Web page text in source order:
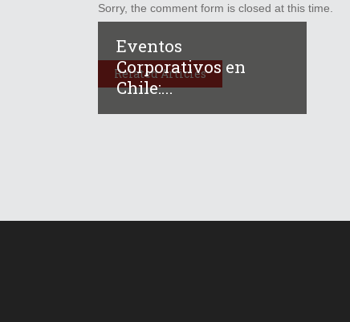
Sorry, the comment form is closed at this time.
Related Articles
Eventos
Corporativos en
Chile:...